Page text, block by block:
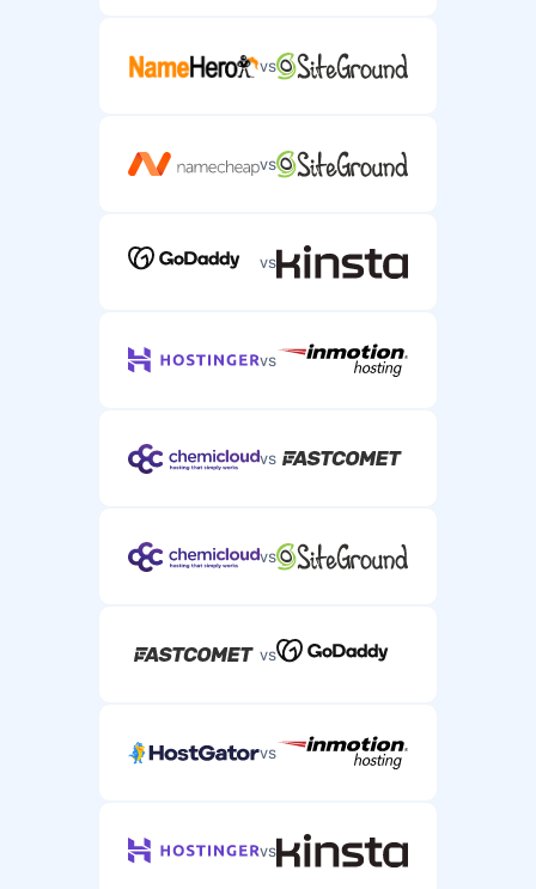
urgentes de servidor.
hospedagem de servidor.
vs
vs
vs
vs
vs
vs
vs
vs
vs